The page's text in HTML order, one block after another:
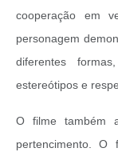
cooperação em
personagem
diferentes
estereótipos e
O filme também
pertencimento.